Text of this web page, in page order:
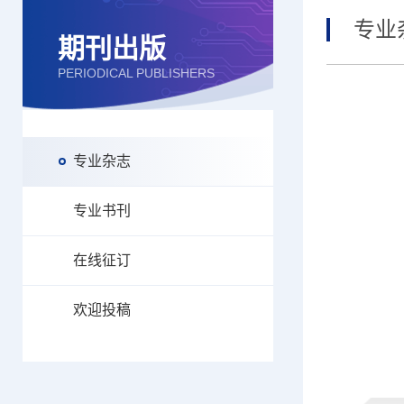
期刊出版
PERIODICAL PUBLISHERS
专业杂志
专业书刊
在线征订
欢迎投稿
专业